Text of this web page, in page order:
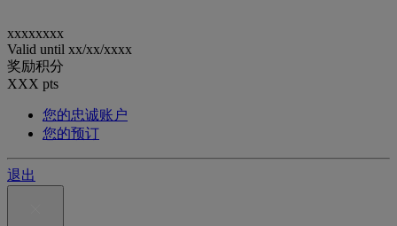
xxxxxxxx
Valid until xx/xx/xxxx
奖励积分
XXX pts
您的忠诚账户
您的预订
退出